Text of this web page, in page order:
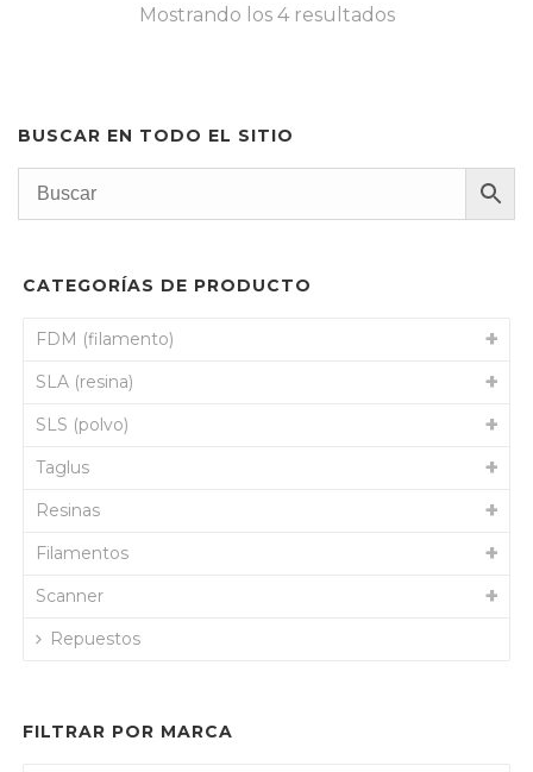
Mostrando los 4 resultadosOrdenado
BUSCAR EN TODO EL SITIO
CATEGORÍAS DE PRODUCTO
FDM (filamento)
SLA (resina)
SLS (polvo)
Taglus
Resinas
Filamentos
Scanner
Repuestos
FILTRAR POR MARCA